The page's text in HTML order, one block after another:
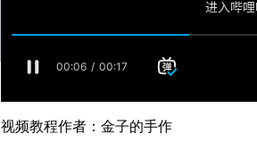
视频教程作者：金子的手作